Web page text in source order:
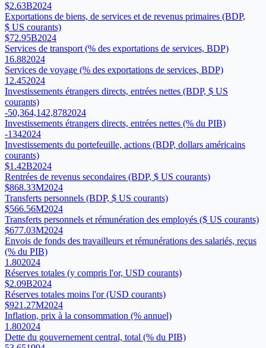
$2.63B2024
Exportations de biens, de services et de revenus primaires (BDP,
$ US courants)
$72.95B2024
Services de transport (% des exportations de services, BDP)
16.882024
Services de voyage (% des exportations de services, BDP)
12.452024
Investissements étrangers directs, entrées nettes (BDP, $ US
courants)
-50,364,142,8782024
Investissements étrangers directs, entrées nettes (% du PIB)
-1342024
Investissements du portefeuille, actions (BDP, dollars américains
courants)
$1.42B2024
Rentrées de revenus secondaires (BDP, $ US courants)
$868.33M2024
Transferts personnels (BDP, $ US courants)
$566.56M2024
Transferts personnels et rémunération des employés ($ US courants)
$677.03M2024
Envois de fonds des travailleurs et rémunérations des salariés, reçus
(% du PIB)
1.802024
Réserves totales (y compris l'or, USD courants)
$2.09B2024
Réserves totales moins l'or (USD courants)
$921.27M2024
Inflation, prix à la consommation (% annuel)
1.802024
Dette du gouvernement central, total (% du PIB)